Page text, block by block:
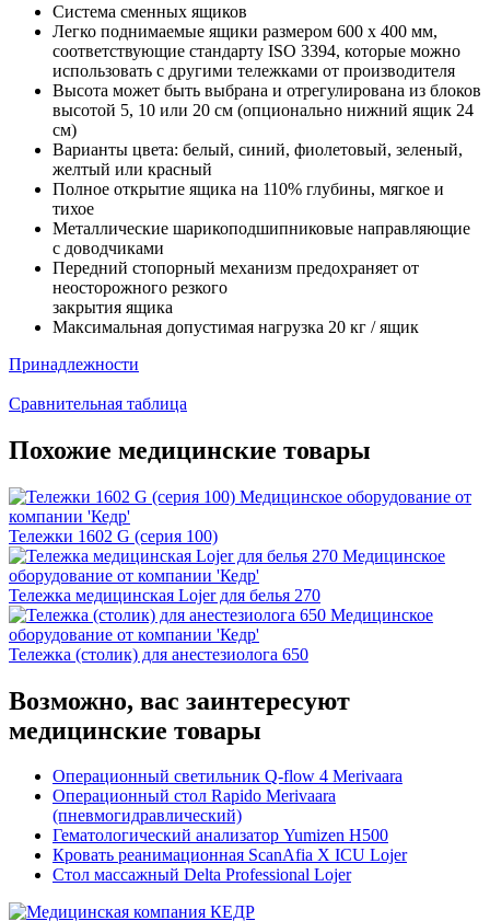
Система сменных ящиков
Легко поднимаемые ящики размером 600 x 400 мм,
соответствующие стандарту ISO 3394, которые можно
использовать с другими тележками от производителя
Высота может быть выбрана и отрегулирована из блоков
высотой 5, 10 или 20 см (опционально нижний ящик 24
см)
Варианты цвета: белый, синий, фиолетовый, зеленый,
желтый или красный
Полное открытие ящика на 110% глубины, мягкое и
тихое
Металлические шарикоподшипниковые направляющие
с доводчиками
Передний стопорный механизм предохраняет от
неосторожного резкого
закрытия ящика
Максимальная допустимая нагрузка 20 кг / ящик
Принадлежности
Сравнительная таблица
Похожие медицинские товары
Тележки 1602 G (серия 100)
Тележка медицинская Lojer для белья 270
Тележка (столик) для анестезиолога 650
Возможно, вас заинтересуют
медицинские товары
Операционный светильник Q-flow 4 Merivaara
Операционный стол Rapido Merivaara
(пневмогидравлический)
Гематологический анализатор Yumizen H500
Кровать реанимационная ScanAfia X ICU Lojer
Стол массажный Delta Professional Lojer